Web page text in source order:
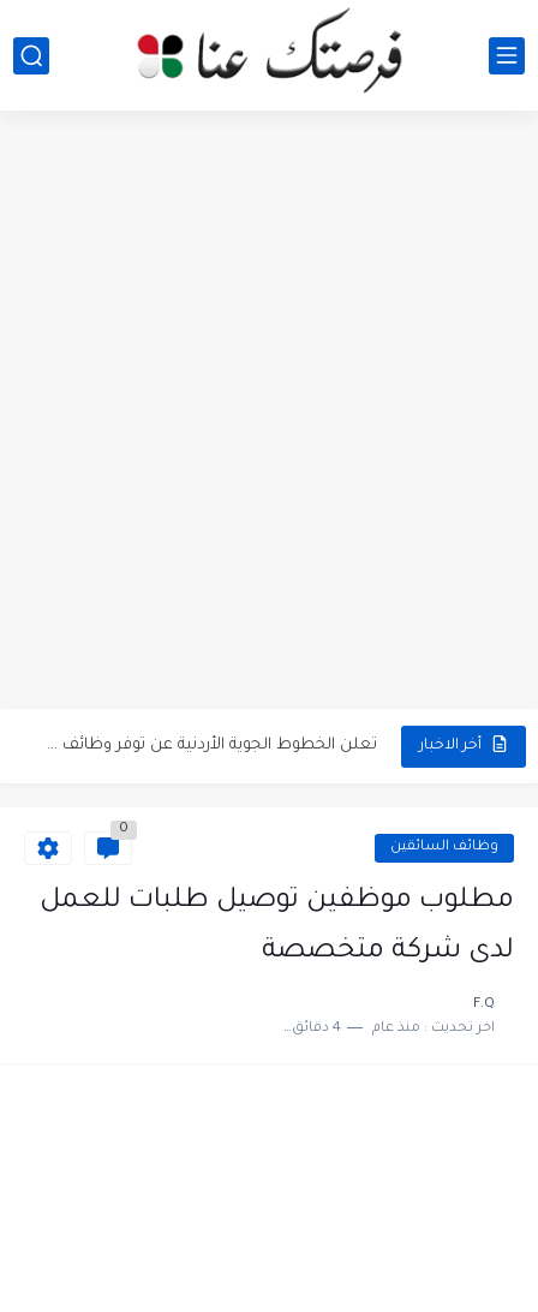
أخر الاخبار تعلن الخطوط الجوية الأردنية عن توفر وظائف شاغرة لمضيفي طيران
مطلوب عامل نظافة عدد 2 بدوام كامل او جزئي في... وظائف السائقين
0
مطلوب موظفين توصيل طلبات للعمل
لدى شركة متخصصة
F.Q
اخر تحديث : منذ عام 4 دقائق للقراءة